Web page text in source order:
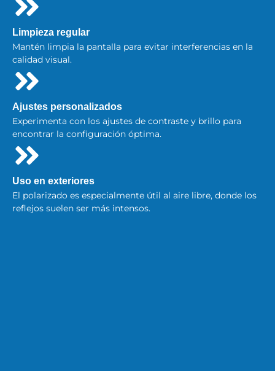
Limpieza regular
Mantén limpia la pantalla para evitar interferencias en la
calidad visual.
Ajustes personalizados
Experimenta con los ajustes de contraste y brillo para
encontrar la configuración óptima.
Uso en exteriores
El polarizado es especialmente útil al aire libre, donde los
reflejos suelen ser más intensos.